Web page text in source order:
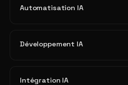
Automatisation IA
Développement IA
Intégration IA